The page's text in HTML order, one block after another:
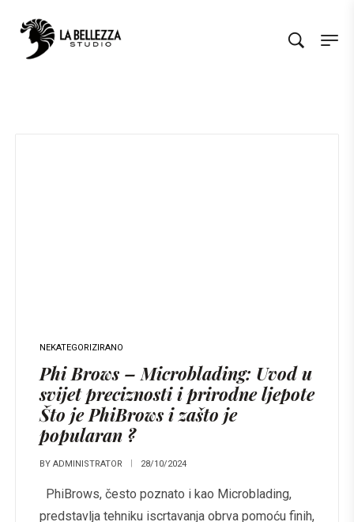
NEKATEGORIZIRANO
Phi Brows – Microblading: Uvod u
svijet preciznosti i prirodne ljepote
Što je PhiBrows i zašto je
popularan ?
BY ADMINISTRATOR 28/10/2024
PhiBrows, često poznato i kao Microblading,
predstavlja tehniku iscrtavanja obrva pomoću finih,